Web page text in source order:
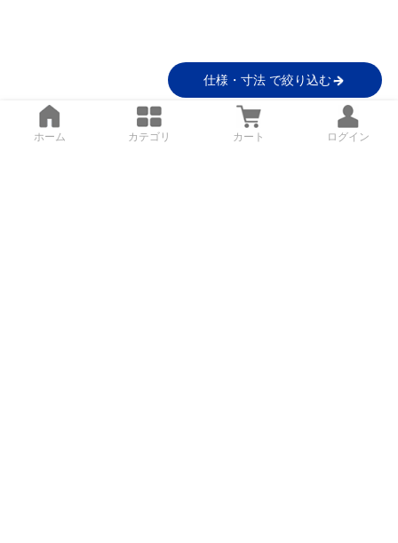
仕様・寸法 で絞り込む
ホーム カテゴリ カート ログイン